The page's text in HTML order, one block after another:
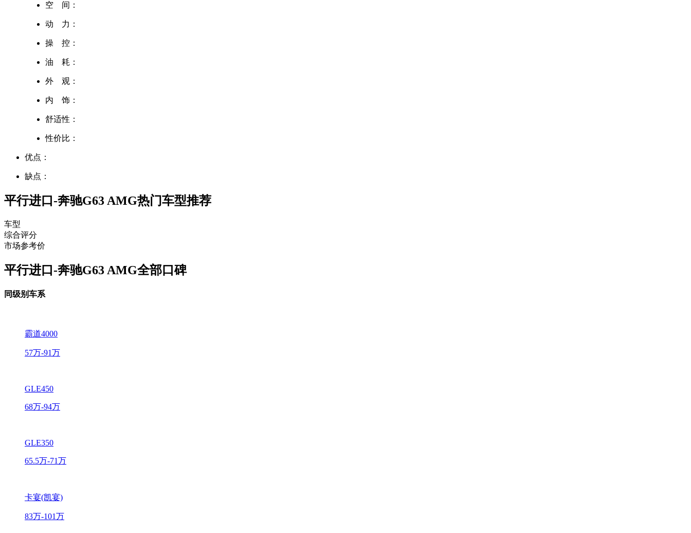
空 间：
动 力：
操 控：
油 耗：
外 观：
内 饰：
舒适性：
性价比：
优点：
缺点：
平行进口-奔驰G63 AMG热门车型推荐
车型
综合评分
市场参考价
平行进口-奔驰G63 AMG全部口碑
同级别车系
霸道4000
57万-91万
GLE450
68万-94万
GLE350
65.5万-71万
卡宴(凯宴)
83万-101万